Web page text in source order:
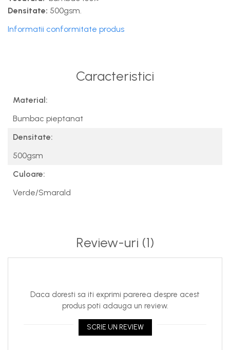
Densitate: 500gsm.
Informatii conformitate produs
Caracteristici
Material:
Bumbac pieptanat
Densitate:
500gsm
Culoare:
Verde/Smarald
Review-uri (1)
Daca doresti sa iti exprimi parerea despre acest
produs poti adauga un review.
SCRIE UN REVIEW